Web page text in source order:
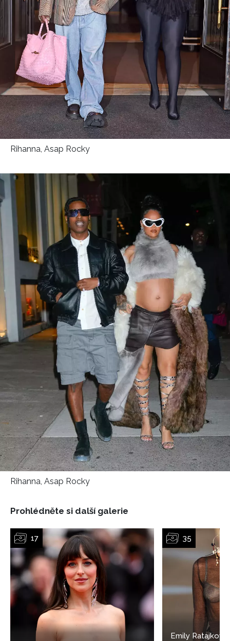
NEWSLETTER
Přihlášením k newsletteru souhlasíte s
podmínkami společnosti BurdaMedia Extra s.r.o.a
potvrzujete, že jste se seznámili se
Zásadami
ochrany soukromí- BurdaMedia Extra s.r.o. bude s
Vašimi údaji pracovat zejména k organizaci a
vyhodnocení akce a zasílání novinek.
Chcete navíc dostávat i další zajímavé a exkluzivní
informace od našich partnerů? Pokud souhlasíte se
zpracováním údajů k tomuto účelu podle
Zásad ochrany
soukromí BurdaMedia Extra s.r.o.
, zaškrtněte toto pole.
Rihanna, Asap Rocky
Rihanna, Asap Rocky
Prohlédněte si další galerie
Emily